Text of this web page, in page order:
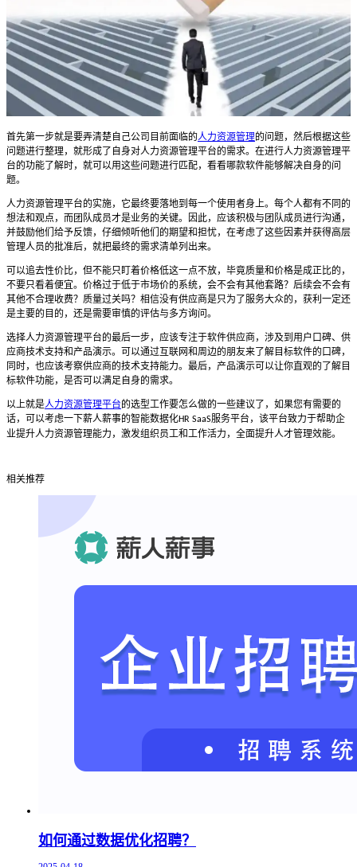
首先第一步就是要弄清楚自己公司目前面临的人力资源管理的问题，然后根据这些
问题进行整理，就形成了自身对人力资源管理平台的需求。在进行人力资源管理平
台的功能了解时，就可以用这些问题进行匹配，看看哪款软件能够解决自身的问
题。
人力资源管理平台的实施，它最终要落地到每一个使用者身上。每个人都有不同的
想法和观点，而团队成员才是业务的关键。因此，应该积极与团队成员进行沟通，
并鼓励他们给予反馈，仔细倾听他们的期望和担忧，在考虑了这些因素并获得高层
管理人员的批准后，就把最终的需求清单列出来。
可以追去性价比，但不能只盯着价格低这一点不放，毕竟质量和价格是成正比的，
不要只看着便宜。价格过于低于市场价的系统，会不会有其他套路？后续会不会有
其他不合理收费？质量过关吗？相信没有供应商是只为了服务大众的，获利一定还
是主要的目的，还是需要审慎的评估与多方询问。
选择人力资源管理平台的最后一步，应该专注于软件供应商，涉及到用户口碑、供
应商技术支持和产品演示。可以通过互联网和周边的朋友来了解目标软件的口碑，
同时，也应该考察供应商的技术支持能力。最后，产品演示可以让你直观的了解目
标软件功能，是否可以满足自身的需求。
以上就是人力资源管理平台的选型工作要怎么做的一些建议了，如果您有需要的
话，可以考虑一下薪人薪事的智能数据化HR SaaS服务平台，该平台致力于帮助企
业提升人力资源管理能力，激发组织员工和工作活力，全面提升人才管理效能。
相关推荐
如何通过数据优化招聘？